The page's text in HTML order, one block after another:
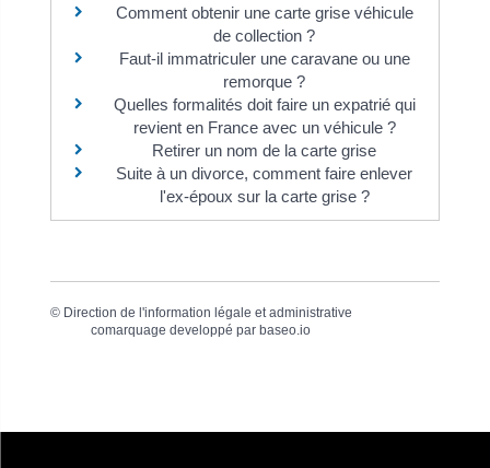
Comment obtenir une carte grise véhicule
de collection ?
Faut-il immatriculer une caravane ou une
remorque ?
Quelles formalités doit faire un expatrié qui
revient en France avec un véhicule ?
Retirer un nom de la carte grise
Suite à un divorce, comment faire enlever
l'ex-époux sur la carte grise ?
© Direction de l'information légale et administrative
comarquage developpé par baseo.io